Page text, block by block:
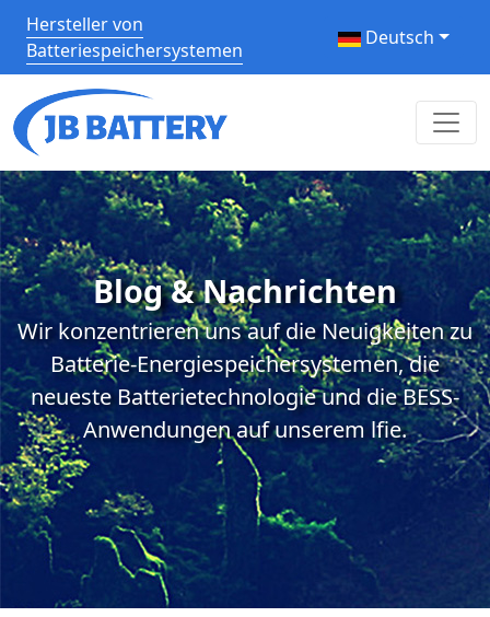
Hersteller von
Batteriespeichersystemen
Deutsch
Blog & Nachrichten
Wir konzentrieren uns auf die Neuigkeiten zu
Batterie-Energiespeichersystemen, die
neueste Batterietechnologie und die BESS-
Anwendungen auf unserem lfie.